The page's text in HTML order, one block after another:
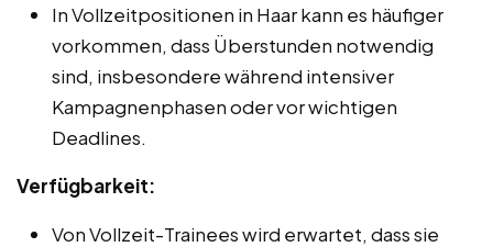
In Vollzeitpositionen in Haar kann es häufiger
vorkommen, dass Überstunden notwendig
sind, insbesondere während intensiver
Kampagnenphasen oder vor wichtigen
Deadlines.
Verfügbarkeit:
Von Vollzeit-Trainees wird erwartet, dass sie